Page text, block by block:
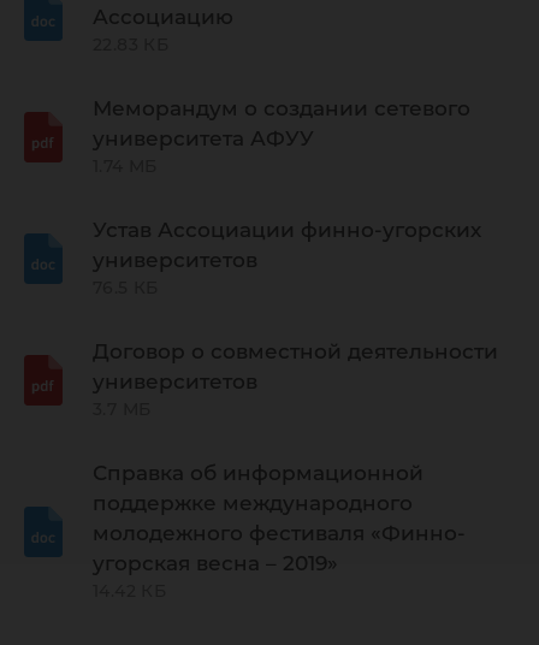
Ассоциацию
Меморандум о создании сетевого
университета АФУУ
Устав Ассоциации финно-угорских
университетов
Договор о совместной деятельности
университетов
Справка об информационной
поддержке международного
молодежного фестиваля «Финно-
угорская весна – 2019»